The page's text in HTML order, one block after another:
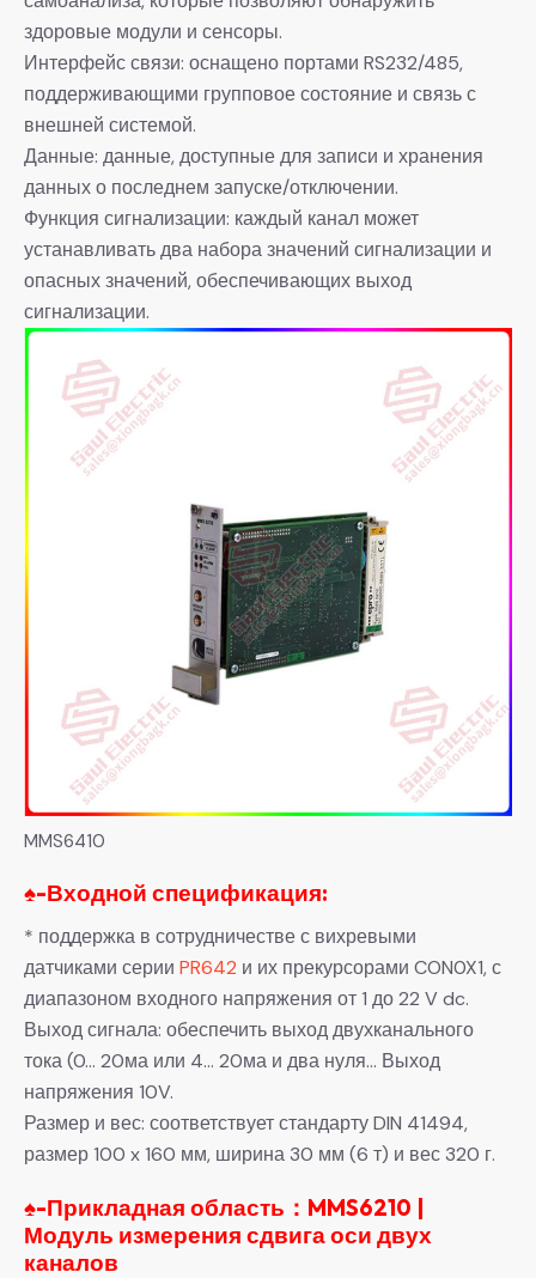
здоровые модули и сенсоры.
Интерфейс связи: оснащено портами RS232/485,
поддерживающими групповое состояние и связь с
внешней системой.
Данные: данные, доступные для записи и хранения
данных о последнем запуске/отключении.
Функция сигнализации: каждый канал может
устанавливать два набора значений сигнализации и
опасных значений, обеспечивающих выход
сигнализации.
MMS6410
♠-Входной спецификация:
* поддержка в сотрудничестве с вихревыми
датчиками серии PR642 и их прекурсорами CON0X1, с
диапазоном входного напряжения от 1 до 22 V dc.
Выход сигнала: обеспечить выход двухканального
тока (0… 20ма или 4… 20ма и два нуля… Выход
напряжения 10V.
Размер и вес: соответствует стандарту DIN 41494,
размер 100 x 160 мм, ширина 30 мм (6 т) и вес 320 г.
♠-Прикладная область：MMS6210 |
Модуль измерения сдвига оси двух
каналов